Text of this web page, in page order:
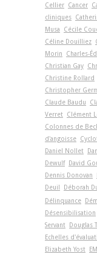
Cellier Cancer
cliniques
Musa
Cécile
Céline Douilliez
Morin
Charles-
Christian Gay
Christine Rollard
Christopher
Claude Baudu
Verret Clément
Colonnes de
d'angoisse
Daniel Nollet
Dewulf David
Dennis Donovan
Deuil
Déborah
Délinquance
Désensibilisation
Servant Douglas
Echelles
Elizabeth Yost